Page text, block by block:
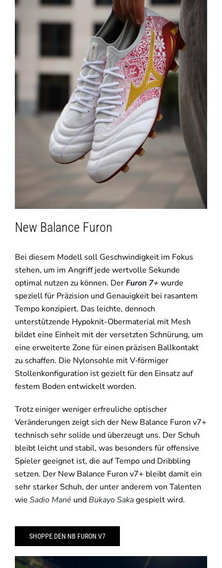
New Balance Furon
Bei diesem Modell soll Geschwindigkeit im Fokus
stehen, um im Angriff jede wertvolle Sekunde
optimal nutzen zu können. DerFuron 7+ wurde
speziell für Präzision und Genauigkeit bei rasantem
Tempo konzipiert. Das leichte, dennoch
unterstützende Hypoknit-Obermaterial mit Mesh
bildet eine Einheit mit der versetzten Schnürung, um
eine erweiterte Zone für einen präzisen Ballkontakt
zu schaffen. Die Nylonsohle mit V‑förmiger
Stollenkonfiguration ist gezielt für den Einsatz auf
festem Boden entwickelt worden.
Trotz einiger weniger erfreuliche optischer
Veränderungen zeigt sich der New Balance Furon v7+
technisch sehr solide und überzeugt uns. Der Schuh
bleibt leicht und stabil, was besonders für offensive
Spieler geeignet ist, die auf Tempo und Dribbling
setzen. Der New Balance Furon v7+ bleibt damit ein
sehr starker Schuh, der unter anderem von Talenten
wie Sadio Mané undBukayo Sakagespielt wird.
SHOPPE DEN NB FURON V7